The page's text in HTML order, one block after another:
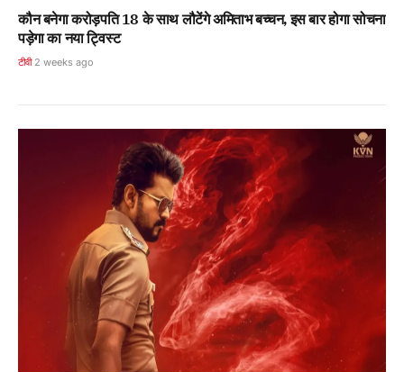
कौन बनेगा करोड़पति 18 के साथ लौटेंगे अमिताभ बच्चन, इस बार होगा सोचना
पड़ेगा का नया ट्विस्ट
टीवी 2 weeks ago